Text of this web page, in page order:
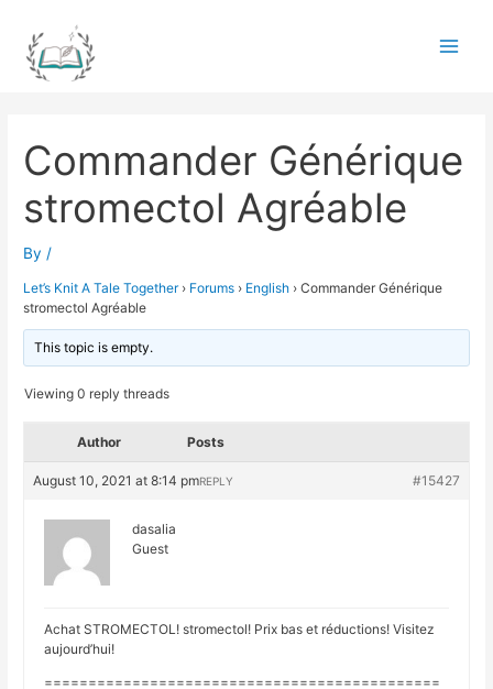
content
Commander Générique
stromectol Agréable
By /
Let’s Knit A Tale Together › Forums › English › Commander Générique
stromectol Agréable
This topic is empty.
Viewing 0 reply threads
Author Posts
August 10, 2021 at 8:14 pm #15427
REPLY
dasalia
Guest
Achat STROMECTOL! stromectol! Prix bas et réductions! Visitez
aujourd’hui!
=============================================